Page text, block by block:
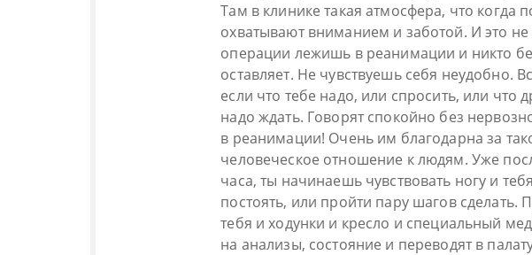
Там в клинике такая атмосфера, что когда
охватывают вниманием и заботой. И это не
операции лежишь в реанимации и никто
оставляет. Не чувствуешь себя неудобно.
если что тебе надо, или спросить, или что
надо ждать. Говорят спокойно без
в реанимации! Очень им благодарна за
человеческое отношение к людям. Уже
часа, ты начинаешь чувствовать ногу и
постоять, или пройти пару шагов сделать.
тебя и ходунки и кресло и специальный
на анализы, состояние и переводят в